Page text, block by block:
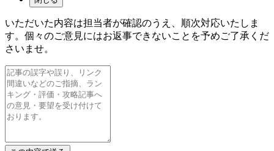
いただいた内容は担当者が確認のうえ、順次対応いたしま
す。個々のご意見にはお返事できないことを予めご了承くだ
さいませ。